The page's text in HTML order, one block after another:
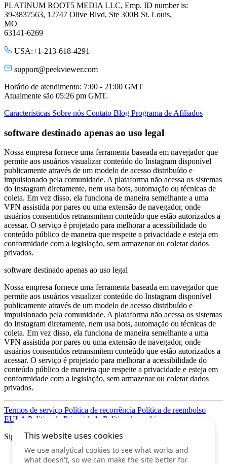
PLATINUM ROOT5 MEDIA LLC, Emp. ID number is:
39-3837563, 12747 Olive Blvd, Ste 300B St. Louis,
MO
63141-6269
USA:+1-213-618-4291
support@peekviewer.com
Horário de atendimento: 7:00 - 21:00 GMT
Atualmente são 05:26 pm GMT.
Características Sobre nós Contato Blog Programa de Afiliados
software destinado apenas ao uso legal
Nossa empresa fornece uma ferramenta baseada em navegador que
permite aos usuários visualizar conteúdo do Instagram disponível
publicamente através de um modelo de acesso distribuído e
impulsionado pela comunidade. A plataforma não acessa os sistemas
do Instagram diretamente, nem usa bots, automação ou técnicas de
coleta. Em vez disso, ela funciona de maneira semelhante a uma
VPN assistida por pares ou uma extensão de navegador, onde
usuários consentidos retransmitem conteúdo que estão autorizados a
acessar. O serviço é projetado para melhorar a acessibilidade do
conteúdo público de maneira que respeite a privacidade e esteja em
conformidade com a legislação, sem armazenar ou coletar dados
privados.
software destinado apenas ao uso legal
Nossa empresa fornece uma ferramenta baseada em navegador que
permite aos usuários visualizar conteúdo do Instagram disponível
publicamente através de um modelo de acesso distribuído e
impulsionado pela comunidade. A plataforma não acessa os sistemas
do Instagram diretamente, nem usa bots, automação ou técnicas de
coleta. Em vez disso, ela funciona de maneira semelhante a uma
VPN assistida por pares ou uma extensão de navegador, onde
usuários consentidos retransmitem conteúdo que estão autorizados a
acessar. O serviço é projetado para melhorar a acessibilidade do
conteúdo público de maneira que respeite a privacidade e esteja em
conformidade com a legislação, sem armazenar ou coletar dados
privados.
Termos de serviço Política de recorrência Política de reembolso
EULA Política de Privacidade Política de cookies
Siga-nos